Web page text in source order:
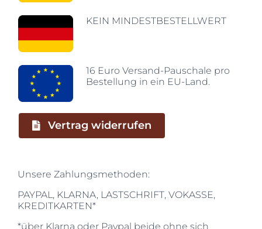
KEIN MINDESTBESTELLWERT
16 Euro Versand-Pauschale pro
Bestellung in ein EU-Land.
Vertrag widerrufen
Unsere Zahlungsmethoden:
PAYPAL, KLARNA, LASTSCHRIFT, VOKASSE,
KREDITKARTEN*
*über Klarna oder Paypal beide ohne sich